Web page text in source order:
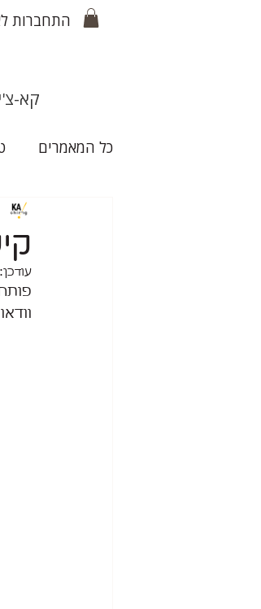
התחברות
קא-
כל המאמרים
עודכן: